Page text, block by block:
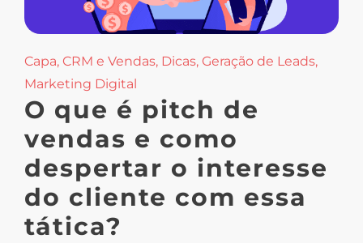
Capa, CRM e Vendas, Dicas, Geração de Leads,
Marketing Digital
O que é pitch de
vendas e como
despertar o interesse
do cliente com essa
tática?